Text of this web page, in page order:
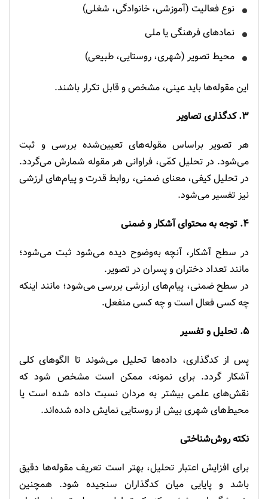
نوع فعالیت (آموزشی، خانوادگی، شغلی)
نمادهای فرهنگی یا ملی
محیط تصویر (شهری، روستایی، طبیعی)
این مقوله‌ها باید عینی، مشخص و قابل تکرار باشند.
۳. کدگذاری تصاویر
هر تصویر براساس مقوله‌های تعیین‌شده بررسی و ثبت
می‌شود. در تحلیل کمّی، فراوانی هر مقوله شمارش می‌گردد.
در تحلیل کیفی، معنای ضمنی، روابط قدرت و پیام‌های ارزشی
نیز تفسیر می‌شود.
۴. توجه به محتوای آشکار و ضمنی
در سطح آشکار، آنچه به‌وضوح دیده می‌شود ثبت می‌شود؛
مانند تعداد دختران و پسران در تصویر.
در سطح ضمنی، پیام‌های ارزشی بررسی می‌شود؛ مانند اینکه
چه کسی فعال است و چه کسی منفعل.
۵. تحلیل و تفسیر
پس از کدگذاری، داده‌ها تحلیل می‌شوند تا الگوهای کلی
آشکار گردد. برای نمونه، ممکن است مشخص شود که
نقش‌های علمی بیشتر به مردان نسبت داده شده است یا
محیط‌های شهری بیش از روستایی نمایش داده شده‌اند.
نکته روش‌شناختی
برای افزایش اعتبار تحلیل، بهتر است تعریف مقوله‌ها دقیق
باشد و پایایی میان کدگذاران سنجیده شود. همچنین